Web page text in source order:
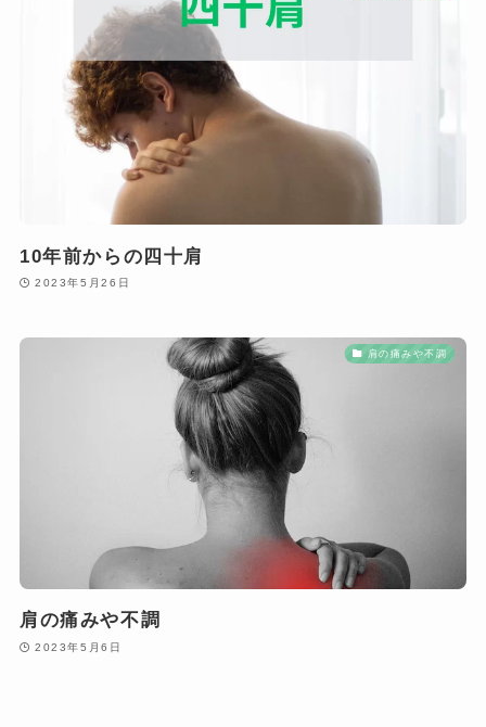
10年前からの四十肩
2023年5月26日
肩の痛みや不調
肩の痛みや不調
2023年5月6日